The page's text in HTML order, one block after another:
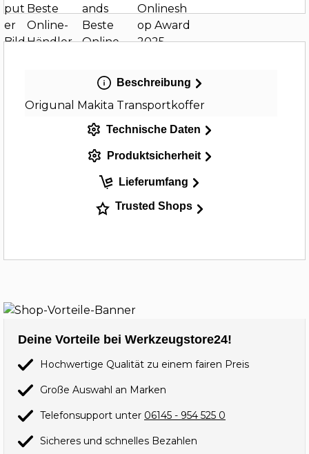
Beschreibung
Origunal Makita Transportkoffer
Technische Daten
Produktsicherheit
Lieferumfang
Trusted Shops
Deine Vorteile bei Werkzeugstore24!
Hochwertige Qualität zu einem fairen Preis
Große Auswahl an Marken
Telefonsupport unter 06145 - 954 525 0
Sicheres und schnelles Bezahlen